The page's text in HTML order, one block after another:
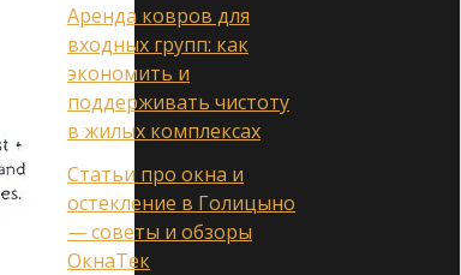
Аренда ковров для
входных групп: как
экономить и
поддерживать чистоту
в жилых комплексах
Статьи про окна и
остекление в Голицыно
— советы и обзоры
ОкнаТек